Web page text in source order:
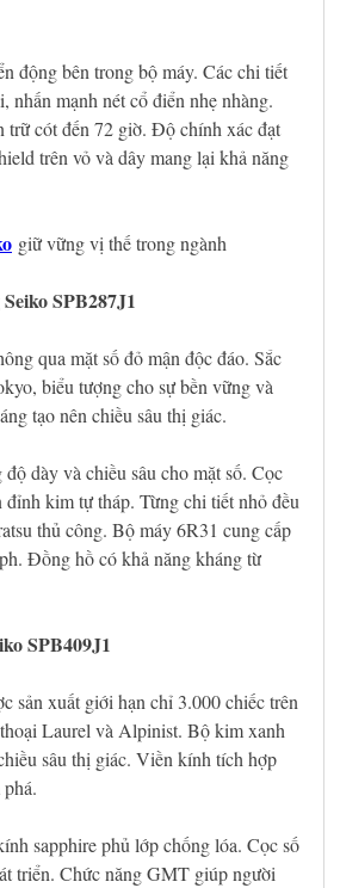
động bên trong bộ máy. Các chi tiết
mạnh nét cổ điển nhẹ nhàng.
trữ cót đến 72 giờ. Độ chính xác đạt
trên vỏ và dây mang lại khả năng
giữ vững vị thế trong ngành
SPB287J1
qua mặt số đỏ mận độc đáo. Sắc
biểu tượng cho sự bền vững và
tạo nên chiều sâu thị giác.
dày và chiều sâu cho mặt số. Cọc
kim tự tháp. Từng chi tiết nhỏ đều
thủ công. Bộ máy 6R31 cung cấp
Đồng hồ có khả năng kháng từ
SPB409J1
sản xuất giới hạn chỉ 3.000 chiếc trên
Laurel và Alpinist. Bộ kim xanh
sâu thị giác. Viền kính tích hợp
sapphire phủ lớp chống lóa. Cọc số
triển. Chức năng GMT giúp người